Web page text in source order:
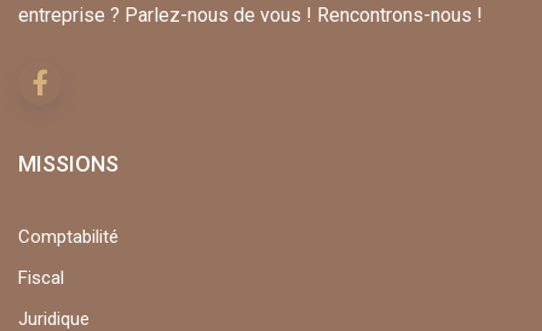
entreprise ? Parlez-nous de vous ! Rencontrons-nous !
MISSIONS
Comptabilité
Fiscal
Juridique